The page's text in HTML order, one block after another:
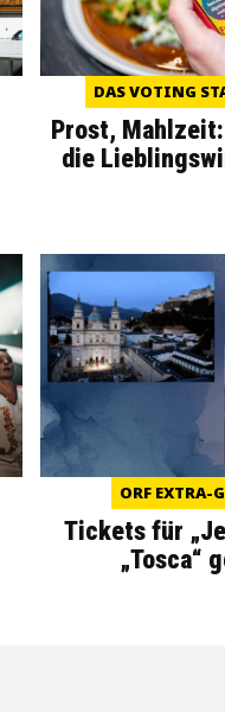
DAS VOTING
Prost,
die
ORF EXTRA-
Tickets für
„Tosca“